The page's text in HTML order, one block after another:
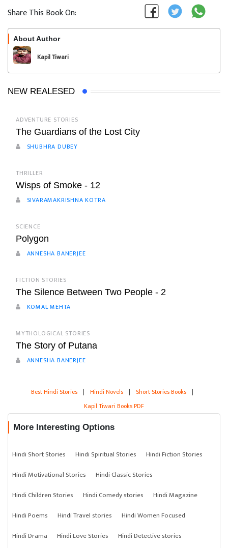
Share This Book On:
About Author
Kapil Tiwari
NEW REALESED
ADVENTURE STORIES
The Guardians of the Lost City
SHUBHRA DUBEY
THRILLER
Wisps of Smoke - 12
SIVARAMAKRISHNA KOTRA
SCIENCE
Polygon
ANNESHA BANERJEE
FICTION STORIES
The Silence Between Two People - 2
KOMAL MEHTA
MYTHOLOGICAL STORIES
The Story of Putana
ANNESHA BANERJEE
Best Hindi Stories | Hindi Novels | Short Stories Books |
Kapil Tiwari Books PDF
More Interesting Options
Hindi Short Stories Hindi Spiritual Stories
Hindi Fiction Stories
Hindi Motivational Stories
Hindi Classic Stories
Hindi Children Stories
Hindi Comedy stories
Hindi Magazine
Hindi Poems
Hindi Travel stories
Hindi Women Focused
Hindi Drama
Hindi Love Stories
Hindi Detective stories